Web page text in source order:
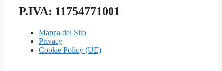
P.IVA: 11754771001
Mappa del Sito
Privacy
Cookie Policy (UE)